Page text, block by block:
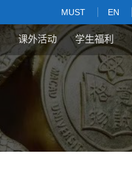
MUST EN
课外活动 学生福利